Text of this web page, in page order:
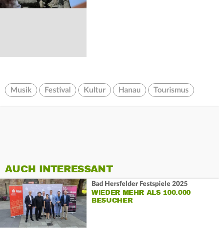
Musik Festival Kultur Hanau Tourismus
AUCH INTERESSANT
Bad Hersfelder Festspiele 2025
WIEDER MEHR ALS 100.000
BESUCHER